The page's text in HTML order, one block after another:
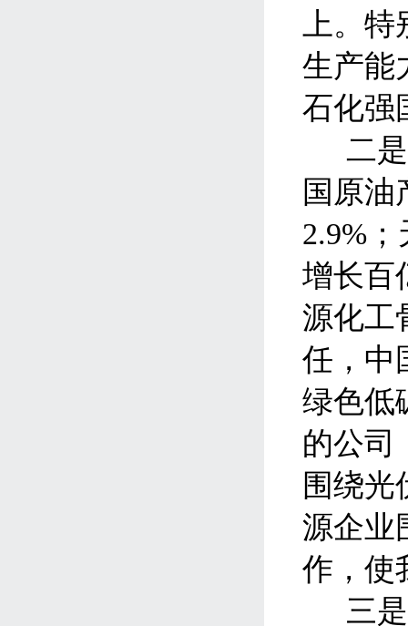
上。
生产能
石化强
二
国原油
2.9%
增长百
源化工
任，中
绿色低
的公司
围绕光
源企业
作，使
三